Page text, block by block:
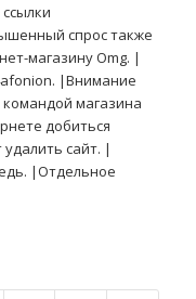
спрос также
магазину Omg. |
|Внимание
магазина
добиться
сайт. |
|Отдельное